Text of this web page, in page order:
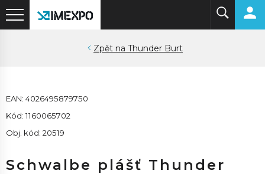
Thunder Burt
EAN: 4026495879750
Kód: 1160065702
Obj. kód: 20519
Schwalbe plášť Thunder